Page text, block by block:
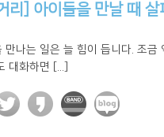
리] 아이들을 만날 때 살
만나는 일은 늘 힘이 듭니다. 조금
대화하면 [...]